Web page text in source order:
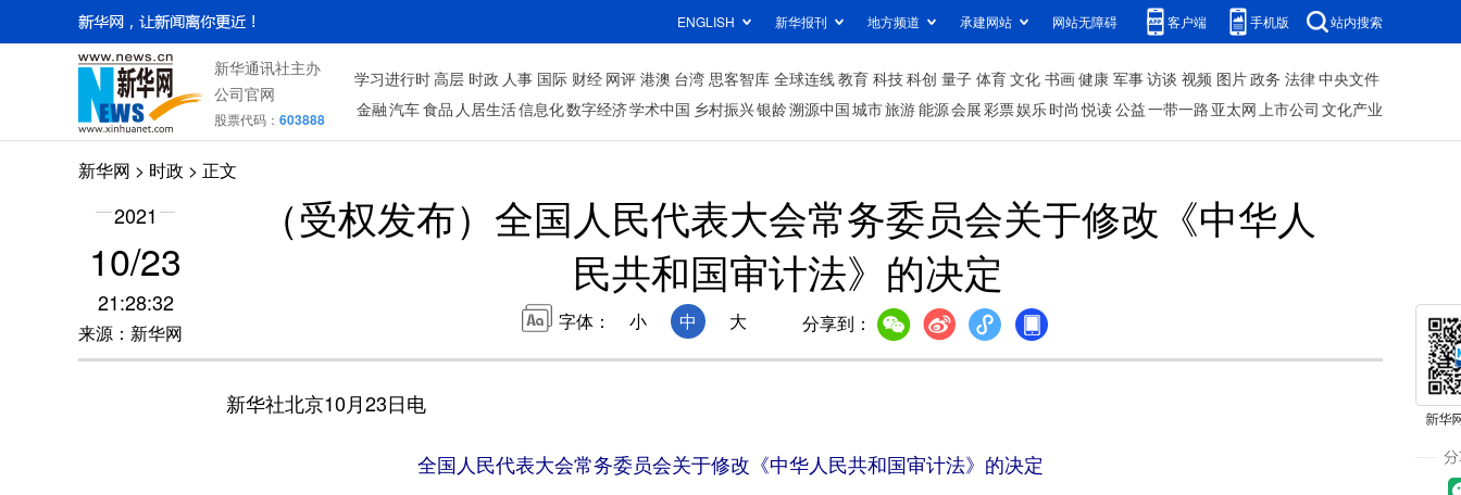
ENGLISH 新华报刊 地方频道 承建网站 网站无障碍 客户端 手机版 站内搜索
新华通讯社主办
公司官网
股票代码： 603888
学习进行时高层 时政 人事 国际 财经 网评 港澳 台湾 思客智库 全球连线教育 科技科创 量子 体育文化 书画健康 军事访谈 视频 图片政务 法律中央文件
金融汽车食品 人居生活信息化数字经济学术中国 乡村振兴银龄溯源中国城市旅游能源会展彩票娱乐时尚 悦读公益一带一路 亚太网上市公司 文化产业
新华网 > 时政 > 正文
2021
10/23
21:28:32
来源：新华网
（受权发布）全国人民代表大会常务委员会关于修改《中华人
民共和国审计法》的决定
字体： 小 中 大 分享到：
新华社北京10月23日电
全国人民代表大会常务委员会关于修改《中华人民共和国审计法》的决定